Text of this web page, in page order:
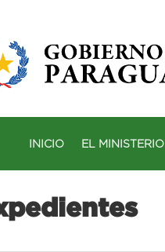
INICIO EL MINISTERIO